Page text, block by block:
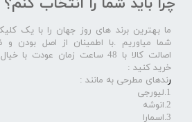
چرا باید شما را انتخاب کنم؟
ما بهترین برند های روز جهان را با یک
شما میاوریم .با اطمینان از اصل بودن و
اصالت کالا با 48 ساعت زمان عودت با
خرید کنید :
رندهای مطرحی به مانند :
1.لیورجی
2.انوشه
3.اسمارا